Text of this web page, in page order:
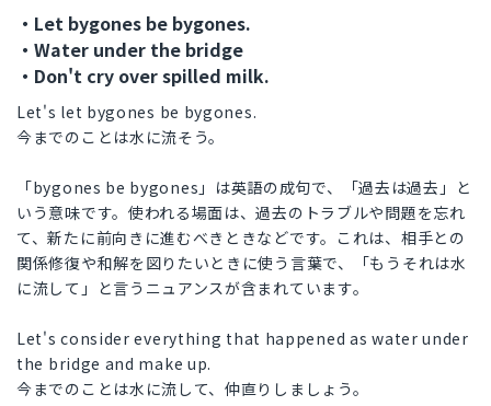
・Let bygones be bygones.
・Water under the bridge
・Don't cry over spilled milk.
Let's let bygones be bygones.
今までのことは水に流そう。
「bygones be bygones」は英語の成句で、「過去は過去」と
いう意味です。使われる場面は、過去のトラブルや問題を忘れ
て、新たに前向きに進むべきときなどです。これは、相手との
関係修復や和解を図りたいときに使う言葉で、「もうそれは水
に流して」と言うニュアンスが含まれています。
Let's consider everything that happened as water under
the bridge and make up.
今までのことは水に流して、仲直りしましょう。